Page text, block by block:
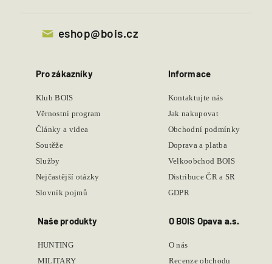
eshop@bois.cz
Pro zákazníky
Klub BOIS
Věrnostní program
Články a videa
Soutěže
Služby
Nejčastější otázky
Slovník pojmů
Informace
Kontaktujte nás
Jak nakupovat
Obchodní podmínky
Doprava a platba
Velkoobchod BOIS
Distribuce ČR a SR
GDPR
Naše produkty
HUNTING
MILITARY
O BOIS Opava a.s.
O nás
Recenze obchodu